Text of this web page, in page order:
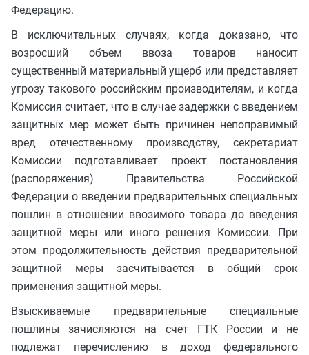
Федерацию.
В исключительных случаях, когда доказано, что
возросший объем ввоза товаров наносит
существенный материальный ущерб или представляет
угрозу такового российским производителям, и когда
Комиссия считает, что в случае задержки с введением
защитных мер может быть причинен непоправимый
вред отечественному производству, секретариат
Комиссии подготавливает проект постановления
(распоряжения) Правительства Российской
Федерации о введении предварительных специальных
пошлин в отношении ввозимого товара до введения
защитной меры или иного решения Комиссии. При
этом продолжительность действия предварительной
защитной меры засчитывается в общий срок
применения защитной меры.
Взыскиваемые предварительные специальные
пошлины зачисляются на счет ГТК России и не
подлежат перечислению в доход федерального